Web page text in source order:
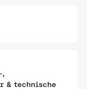
,
& technische